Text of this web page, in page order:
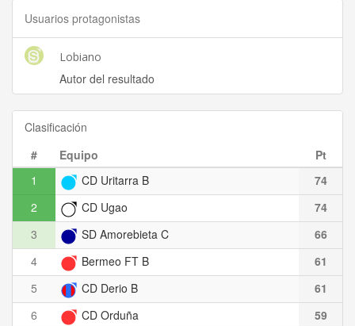
Usuarios protagonistas
Lobiano
Autor del resultado
Clasificación
#
Equipo
Pt
1
CD Uritarra B
74
2
CD Ugao
74
3
SD Amorebieta C
66
4
Bermeo FT B
61
5
CD Derio B
61
6
CD Orduña
59